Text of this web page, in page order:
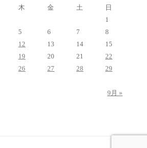
木 金 土
日
1
5 6 7
8
12 13 14
15
19 20 21
22
26 27 28
29
9月 »